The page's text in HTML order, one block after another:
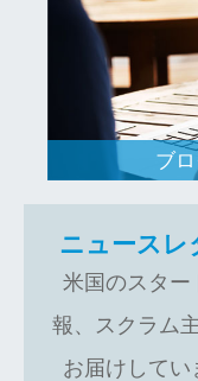
ブ
ニュースレ
米国のスター
報、スクラム
お届けしてい